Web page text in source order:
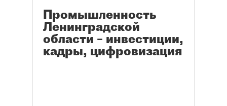
Промышленность
Ленинградской
области – инвестиции,
кадры, цифровизация